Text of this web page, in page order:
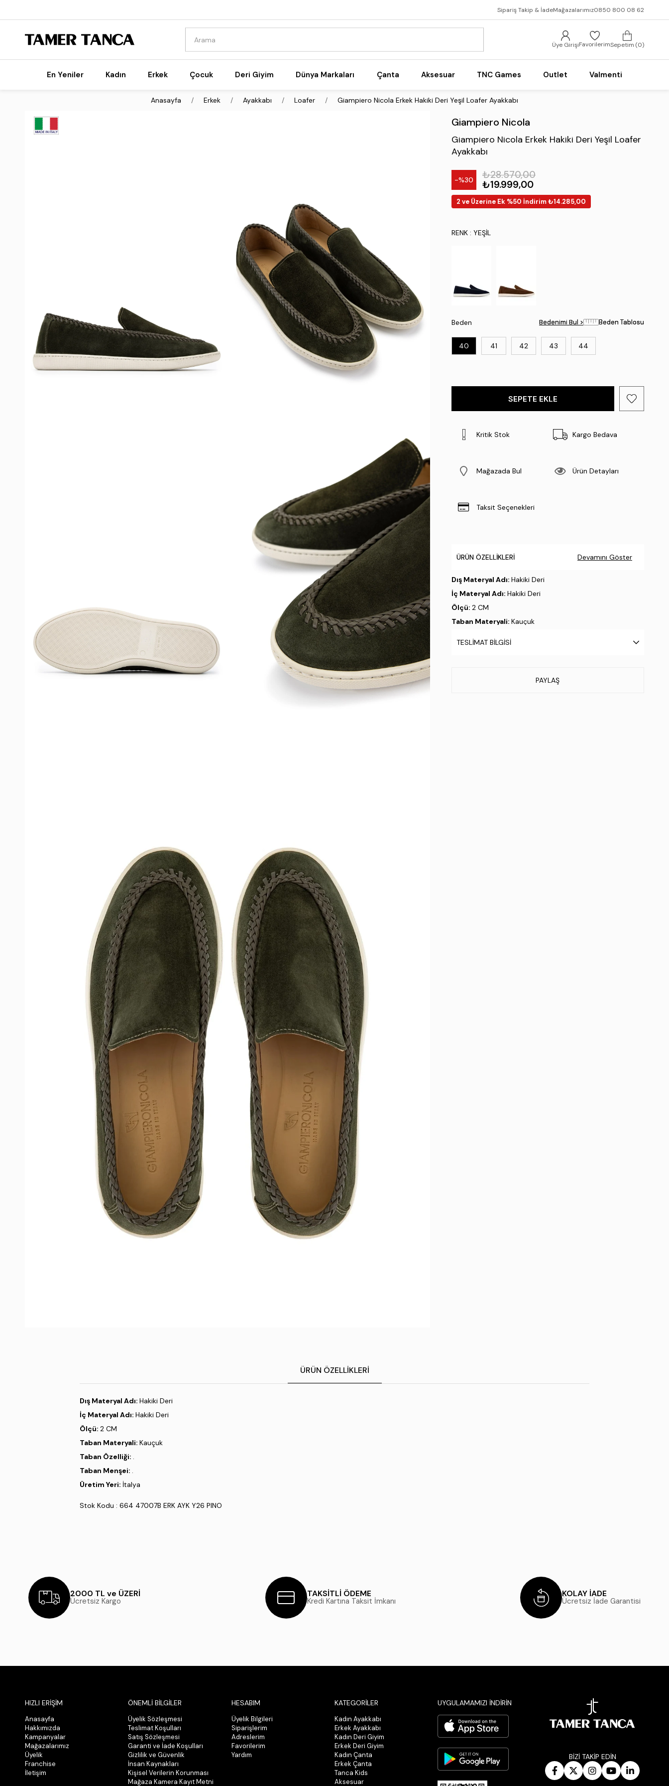
Sipariş Takip & İadeMağazalarımız0850 800 08 62
Üye GirişiFavorilerimSepetim 0
En Yeniler Kadın Erkek Çocuk Deri Giyim Dünya Markaları Çanta Aksesuar TNC Games Outlet Valmenti
Anasayfa Erkek Ayakkabı Loafer Giampiero Nicola Erkek Hakiki Deri Yeşil Loafer Ayakkabı
Giampiero Nicola
Giampiero Nicola Erkek Hakiki Deri Yeşil Loafer
Ayakkabı
30
₺28.570,00
₺19.999,00
2 ve Üzerine Ek %50 İndirim ₺14.285,00
RENK: YEŞIL
Beden
40 41 42 43 44
Bedenimi Bul > Beden Tablosu
Bedenimi Bul > Beden Tablosu
Kritik Stok Kargo Bedava
Mağazada Bul Ürün Detayları
Taksit Seçenekleri
ÜRÜN ÖZELLIKLERI Devamını Göster
Dış Materyal Adı: Hakiki Deri
İç Materyal Adı: Hakiki Deri
Ölçü: 2 CM
Taban Materyali: Kauçuk
Stok Kodu : 664 47007B ERK AYK Y26 PINO
TESLIMAT BILGISI
PAYLAŞ
ÜRÜN ÖZELLIKLERI
Dış Materyal Adı: Hakiki Deri
İç Materyal Adı: Hakiki Deri
Ölçü: 2 CM
Taban Materyali: Kauçuk
Taban Özelliği: .
Taban Menşei: .
Üretim Yeri: İtalya
Stok Kodu : 664 47007B ERK AYK Y26 PINO
2000 TL ve ÜZERİ
Ücretsiz Kargo
TAKSİTLİ ÖDEME
Kredi Kartına Taksit İmkanı
KOLAY İADE
Ücretsiz İade Garantisi
HIZLI ERİŞİM
Anasayfa
Hakkımızda
Kampanyalar
Mağazalarımız
Üyelik
Franchise
İletişim
ÖNEMLİ BİLGİLER
Üyelik Sözleşmesi
Teslimat Koşulları
Satış Sözleşmesi
Garanti ve İade Koşulları
Gizlilik ve Güvenlik
İnsan Kaynakları
Kişisel Verilerin Korunması
Mağaza Kamera Kayıt Metni
HESABIM
Üyelik Bilgileri
Siparişlerim
Adreslerim
Favorilerim
Yardım
KATEGORİLER
Kadın Ayakkabı
Erkek Ayakkabı
Kadın Deri Giyim
Erkek Deri Giyim
Kadın Çanta
Erkek Çanta
Tanca Kids
Aksesuar
UYGULAMAMIZI İNDİRİN
BİZİ TAKİP EDİN